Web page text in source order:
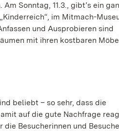
Sonntag, 11.3., gibt’s ein
im Mitmach-
und Ausprobieren sind
mit ihren kostbaren
beliebt – so sehr, dass die
auf die gute Nachfrage
Besucherinnen und